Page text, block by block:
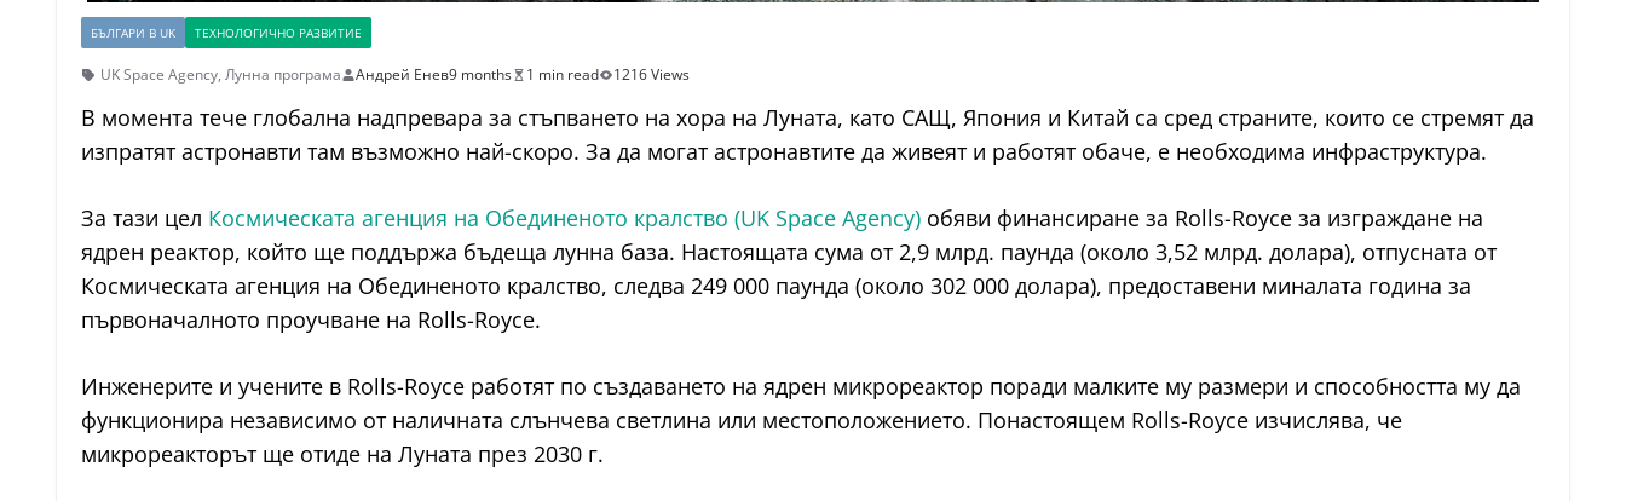
БЪЛГАРИ В UK ТЕХНОЛОГИЧНО РАЗВИТИЕ
UK Space Agency, Лунна програма Андрей Енев9 months 1 min read 1216 Views
В момента тече глобална надпревара за стъпването на хора на Луната, като САЩ, Япония и Китай са сред страните, които се стремят да
изпратят астронавти там възможно най-скоро. За да могат астронавтите да живеят и работят обаче, е необходима инфраструктура.
За тази цел Космическата агенция на Обединеното кралство (UK Space Agency) обяви финансиране за Rolls-Royce за изграждане на
ядрен реактор, който ще поддържа бъдеща лунна база. Настоящата сума от 2,9 млрд. паунда (около 3,52 млрд. долара), отпусната от
Космическата агенция на Обединеното кралство, следва 249 000 паунда (около 302 000 долара), предоставени миналата година за
първоначалното проучване на Rolls-Royce.
Инженерите и учените в Rolls-Royce работят по създаването на ядрен микрореактор поради малките му размери и способността му да
функционира независимо от наличната слънчева светлина или местоположението. Понастоящем Rolls-Royce изчислява, че
микрореакторът ще отиде на Луната през 2030 г.